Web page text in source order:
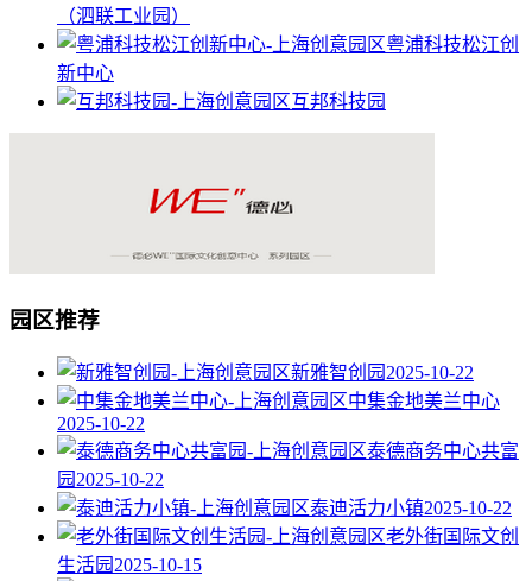
（泗联工业园）
粤浦科技松江创
新中心
互邦科技园
园区推荐
新雅智创园 2025-10-22
中集金地美兰中心
2025-10-22
泰德商务中心共富
园 2025-10-22
泰迪活力小镇2025-10-22
老外街国际文创
生活园 2025-10-15